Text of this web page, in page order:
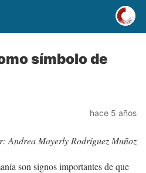
símbolo de
hace 5 años
Andrea Mayerly Rodríguez Muñoz
son signos importantes de que